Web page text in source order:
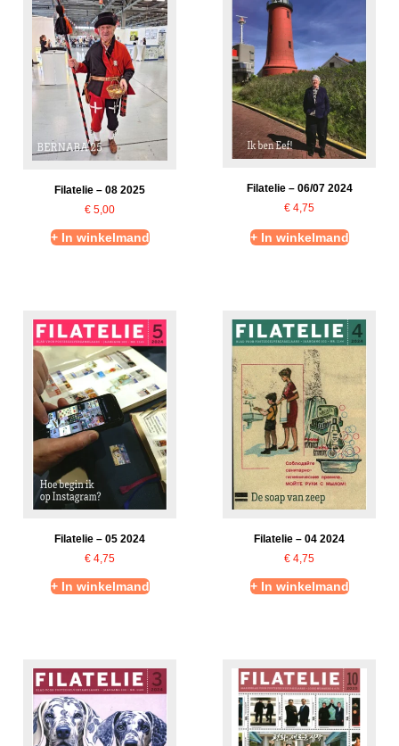
Filatelie – 08 2025
€ 5,00
+ In winkelmand
Filatelie – 06/07 2024
€ 4,75
+ In winkelmand
Filatelie – 05 2024
€ 4,75
+ In winkelmand
Filatelie – 04 2024
€ 4,75
+ In winkelmand